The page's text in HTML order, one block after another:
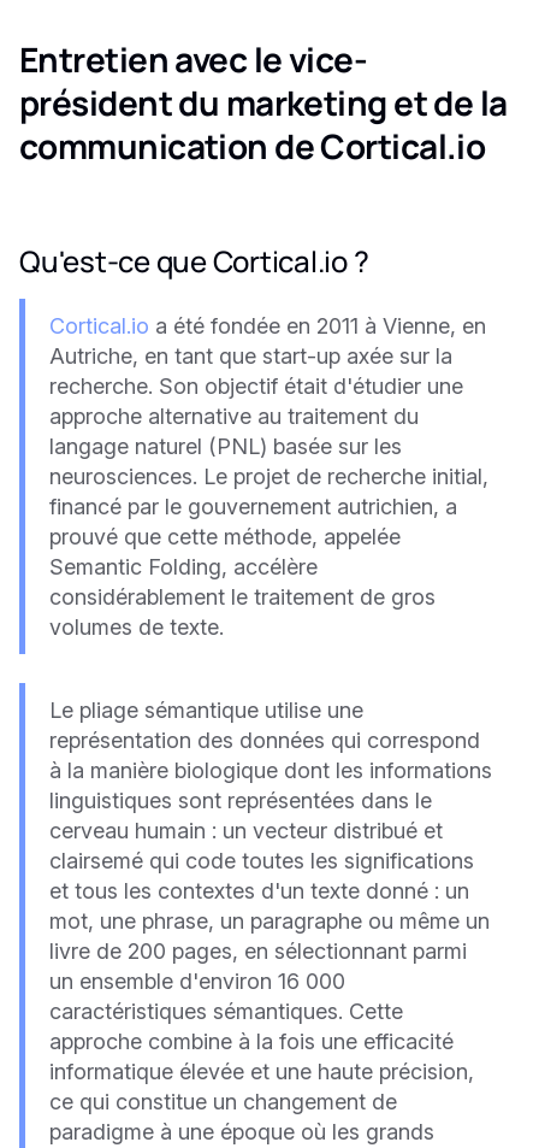
Entretien avec le vice-
président du marketing et de la
communication de Cortical.io
Qu'est-ce que Cortical.io ?
Cortical.io a été fondée en 2011 à Vienne, en
Autriche, en tant que start-up axée sur la
recherche. Son objectif était d'étudier une
approche alternative au traitement du
langage naturel (PNL) basée sur les
neurosciences. Le projet de recherche initial,
financé par le gouvernement autrichien, a
prouvé que cette méthode, appelée
Semantic Folding, accélère
considérablement le traitement de gros
volumes de texte.
Le pliage sémantique utilise une
représentation des données qui correspond
à la manière biologique dont les informations
linguistiques sont représentées dans le
cerveau humain : un vecteur distribué et
clairsemé qui code toutes les significations
et tous les contextes d'un texte donné : un
mot, une phrase, un paragraphe ou même un
livre de 200 pages, en sélectionnant parmi
un ensemble d'environ 16 000
caractéristiques sémantiques. Cette
approche combine à la fois une efficacité
informatique élevée et une haute précision,
ce qui constitue un changement de
paradigme à une époque où les grands